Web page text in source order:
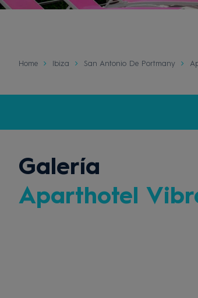
Home Ibiza San Antonio De Portmany
Galería
Aparthotel